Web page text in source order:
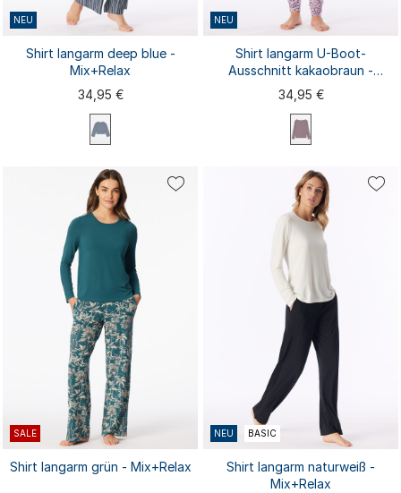
NEU
M
XXL 3XL 4XL
Shirt langarm deep blue -
Mix+Relax
34,95 €
NEU
M
3XL 4XL
Shirt langarm U-Boot-
Ausschnitt kakaobraun -
Mix+Relax
34,95 €
SALE
Shirt langarm grün - Mix+Relax
NEU BASIC
Shirt langarm naturweiß -
Mix+Relax